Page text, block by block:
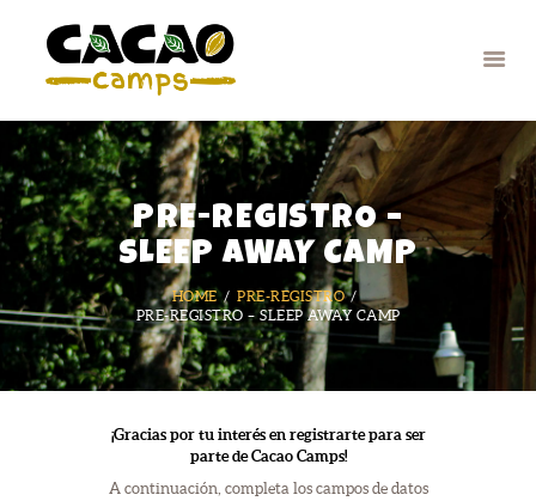
PRE-REGISTRO –
SLEEP AWAY CAMP
HOME
PRE-REGISTRO
PRE-REGISTRO – SLEEP AWAY CAMP
CAMPAMENTOS
TALLERES Y
ACTIVIDADES
QUIÉNES SOMOS
GALERÍA
NOTICIAS
¡Gracias por tu interés en registrarte para ser
parte deCacao Camps!
A continuación, completa los campos de datos